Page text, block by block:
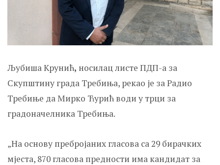
Љубиша Крунић, носилац листе ПДП-а за
Скупштину града Требиња, рекао је за Радио
Требиње да Мирко Ћурић води у трци за
градоначелника Требиња.
„На основу пребројаних гласова са 29 бирачких
мјеста, 870 гласова предности има кандидат за